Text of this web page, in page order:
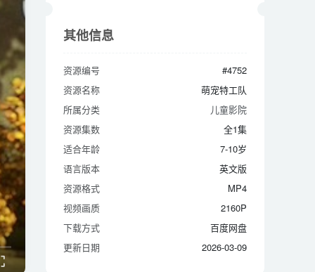
其他信息
资源编号
#4752
资源名称
萌宠特工队
所属分类
儿童影院
资源集数
全1集
适合年龄
7-10岁
语言版本
英文版
资源格式
MP4
视频画质
2160P
下载方式
百度网盘
更新日期
2026-03-09
其他信息
资源编号
#4752
资源名称
萌宠特工队
所属分类
儿童影院
资源集数
全1集
适合年龄
7-10岁
语言版本
英文版
资源格式
MP4
视频画质
2160P
下载方式
百度网盘
更新日期
2026-03-09